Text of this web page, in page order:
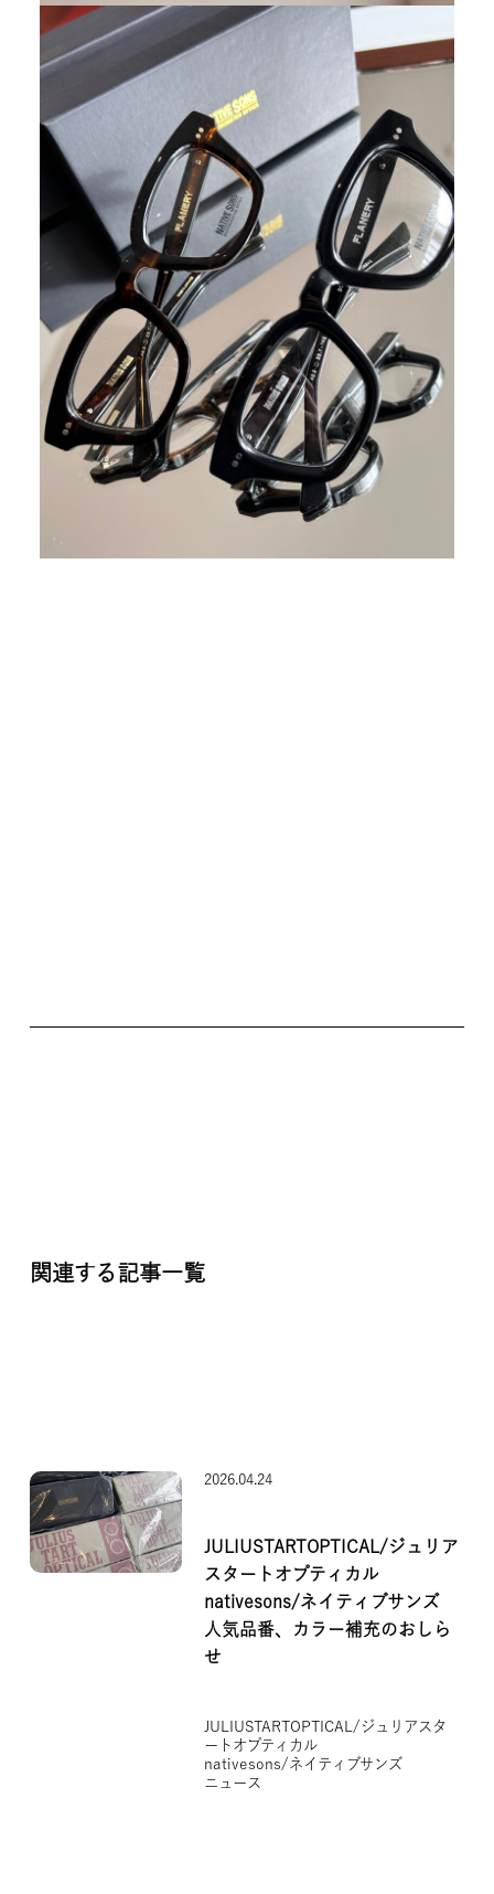
関連する記事一覧
2026.04.24
JULIUSTARTOPTICAL/ジュリア
スタートオプティカル
nativesons/ネイティブサンズ
人気品番、カラー補充のおしら
せ
JULIUSTARTOPTICAL/ジュリアスタ
ートオプティカル
nativesons/ネイティブサンズ
ニュース